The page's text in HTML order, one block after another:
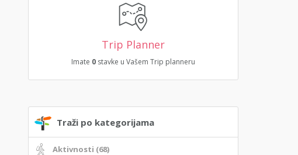
Trip Planner
Imate 0stavke u Vašem Trip planneru
Traži po kategorijama
Aktivnosti (68)